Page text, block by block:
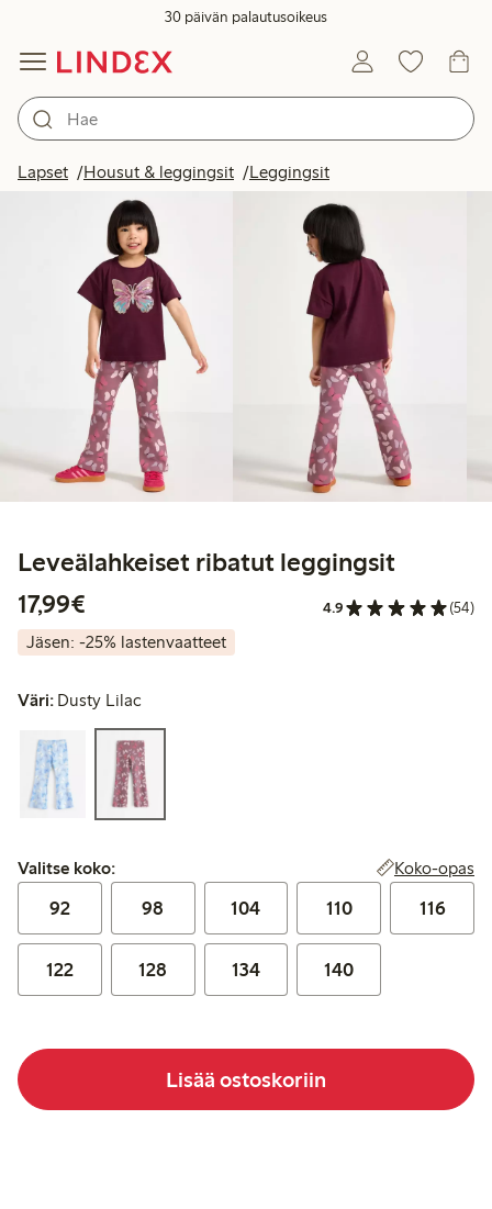
30 päivän palautusoikeus
Lapset Housut & leggingsit LeggingsitTuotteet kuvassa
Leveälahkeiset ribatut leggingsit
17,99€
4.9 (54)
Jäsen: -25% lastenvaatteet
Väri: Dusty Lilac
Valitse koko:
Valitse koko: Koko-opas
92 98 104 110 116
122 128 134 140
Lisää ostoskoriin